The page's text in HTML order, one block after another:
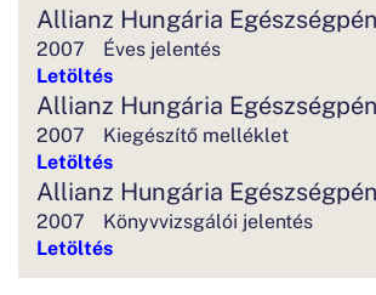
Allianz Hungária
2007
Éves jelentés
Letöltés
Allianz Hungária
2007
Kiegészítő melléklet
Letöltés
Allianz Hungária
2007
Könyvvizsgálói jelentés
Letöltés